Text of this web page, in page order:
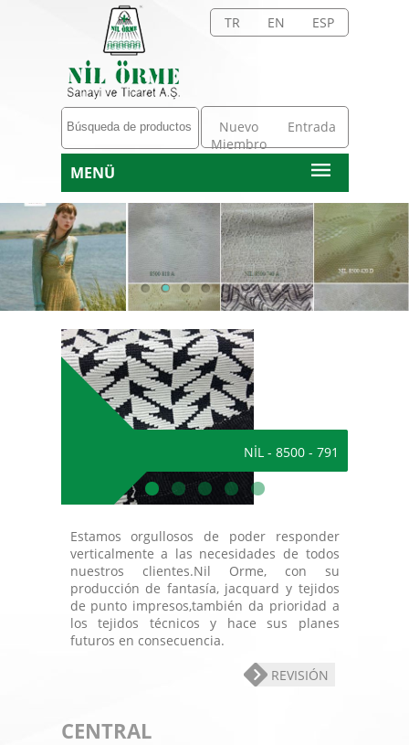
TR EN ESP
Nuevo
Miembro
Entrada
MENÜ
NİL - 8500 - 791
Estamos orgullosos de poder responder
verticalmente a las necesidades de todos
nuestros clientes.Nil Orme, con su
producción de fantasía, jacquard y tejidos
de punto impresos,también da prioridad a
los tejidos técnicos y hace sus planes
futuros en consecuencia.
REVISIÓN
CENTRAL